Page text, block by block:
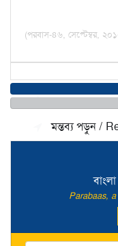
Parabaas,
(পরবাস-৪৬, সেপ্টেম্বর,
মন্তব্য জমা
মন্তব্য পড়ুন /